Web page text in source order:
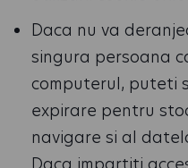
Daca nu va
singura persoana
computerul, puteti
expirare pentru
navigare si al